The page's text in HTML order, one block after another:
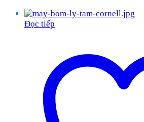
Đọc tiếp